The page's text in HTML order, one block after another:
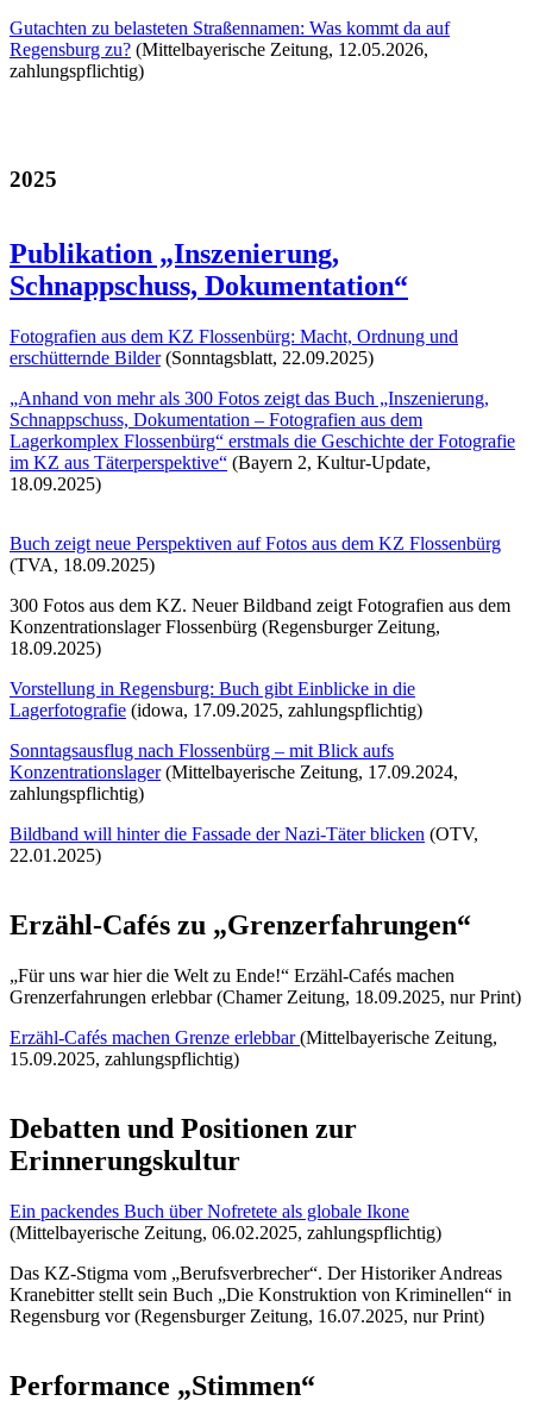
Gutachten zu belasteten Straßennamen: Was kommt da auf
Regensburg zu? (Mittelbayerische Zeitung, 12.05.2026,
zahlungspflichtig)
2025
Publikation „Inszenierung,
Schnappschuss, Dokumentation“
Fotografien aus dem KZ Flossenbürg: Macht, Ordnung und
erschütternde Bilder(Sonntagsblatt, 22.09.2025)
„Anhand von mehr als 300 Fotos zeigt das Buch „Inszenierung,
Schnappschuss, Dokumentation – Fotografien aus dem
Lagerkomplex Flossenbürg“ erstmals die Geschichte der Fotografie
im KZ aus Täterperspektive“ (Bayern 2, Kultur-Update,
18.09.2025)
Buch zeigt neue Perspektiven auf Fotos aus dem KZ Flossenbürg
(TVA, 18.09.2025)
300 Fotos aus dem KZ. Neuer Bildband zeigt Fotografien aus dem
Konzentrationslager Flossenbürg (Regensburger Zeitung,
18.09.2025)
Vorstellung in Regensburg: Buch gibt Einblicke in die
Lagerfotografie (idowa, 17.09.2025, zahlungspflichtig)
Sonntagsausflug nach Flossenbürg – mit Blick aufs
Konzentrationslager(Mittelbayerische Zeitung, 17.09.2024,
zahlungspflichtig)
Bildband will hinter die Fassade der Nazi-Täter blicken (OTV,
22.01.2025)
Erzähl-Cafés zu „Grenzerfahrungen“
„Für uns war hier die Welt zu Ende!“ Erzähl-Cafés machen
Grenzerfahrungen erlebbar (Chamer Zeitung, 18.09.2025, nur Print)
Erzähl-Cafés machen Grenze erlebbar(Mittelbayerische Zeitung,
15.09.2025, zahlungspflichtig)
Debatten und Positionen zur
Erinnerungskultur
Ein packendes Buch über Nofretete als globale Ikone
(Mittelbayerische Zeitung, 06.02.2025, zahlungspflichtig)
Das KZ-Stigma vom „Berufsverbrecher“. Der Historiker Andreas
Kranebitter stellt sein Buch „Die Konstruktion von Kriminellen“ in
Regensburg vor (Regensburger Zeitung, 16.07.2025, nur Print)
Performance „Stimmen“